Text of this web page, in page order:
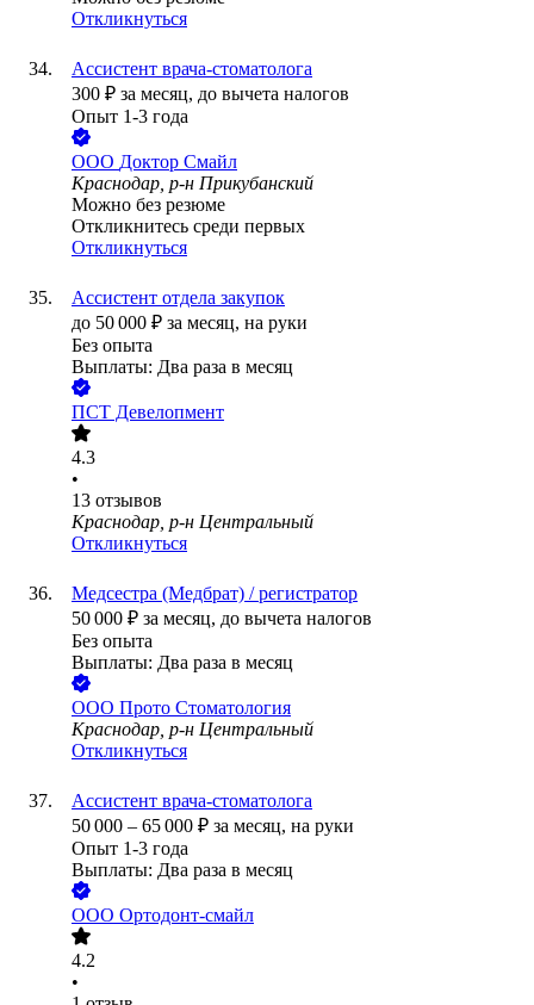
Откликнуться
Ассистент врача-стоматолога
300 ₽ за месяц, до вычета налогов
Опыт 1-3 года
ООО Доктор Смайл
Краснодар, р-н Прикубанский
Можно без резюме
Откликнитесь среди первых
Откликнуться
Ассистент отдела закупок
до 50 000 ₽ за месяц, на руки
Без опыта
Выплаты: Два раза в месяц
ПСТ Девелопмент
4.3
•
13 отзывов
Краснодар, р-н Центральный
Откликнуться
Медсестра (Медбрат) / регистратор
50 000 ₽ за месяц, до вычета налогов
Без опыта
Выплаты: Два раза в месяц
ООО Прото Стоматология
Краснодар, р-н Центральный
Откликнуться
Ассистент врача-стоматолога
50 000 – 65 000 ₽ за месяц, на руки
Опыт 1-3 года
Выплаты: Два раза в месяц
ООО Ортодонт-смайл
4.2
•